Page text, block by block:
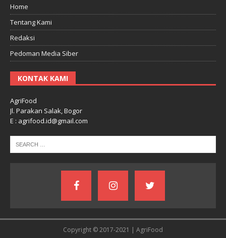
Home
Tentang Kami
Redaksi
Pedoman Media Siber
KONTAK KAMI
AgriFood
Jl. Parakan Salak, Bogor
E : agrifood.id@gmail.com
Copyright © 2017-2021 | AgriFood